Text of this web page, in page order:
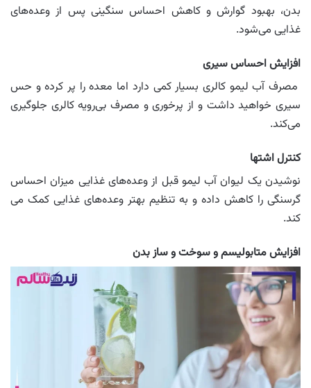
بدن، بهبود گوارش و کاهش احساس سنگینی پس از وعده‌های
غذایی می‌شود.
افزایش احساس سیری
مصرف آب لیمو کالری بسیار کمی دارد اما معده را پر کرده و حس
سیری خواهید داشت و از پرخوری و مصرف بی‌رویه کالری جلوگیری
می‌کند.
کنترل اشتها
نوشیدن یک لیوان آب لیمو قبل از وعده‌های غذایی میزان احساس
گرسنگی را کاهش داده و به تنظیم بهتر وعده‌های غذایی کمک می
کند.
افزایش متابولیسم و سوخت و ساز بدن